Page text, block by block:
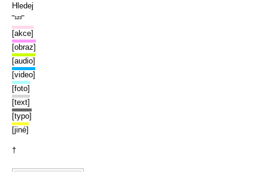
Hledej
‾¹²³‾
[akce]
[obraz]
[audio]
[video]
[foto]
[text]
[typo]
[jiné]
†